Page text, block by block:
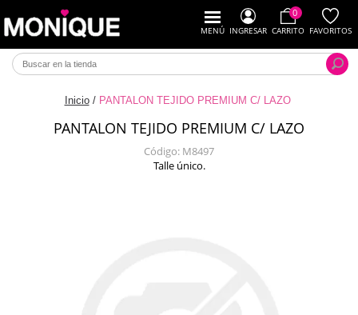
MENÚ INGRESAR
0
CARRITO FAVORITOS
Inicio / PANTALON TEJIDO PREMIUM C/ LAZO
PANTALON TEJIDO PREMIUM C/ LAZO
Código: M8497
Talle único.